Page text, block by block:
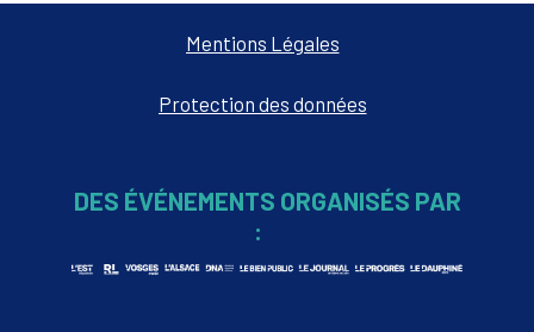
DES ÉVÉNEMENTS ORGANISÉS PAR
:
Mentions Légales
Protection des données